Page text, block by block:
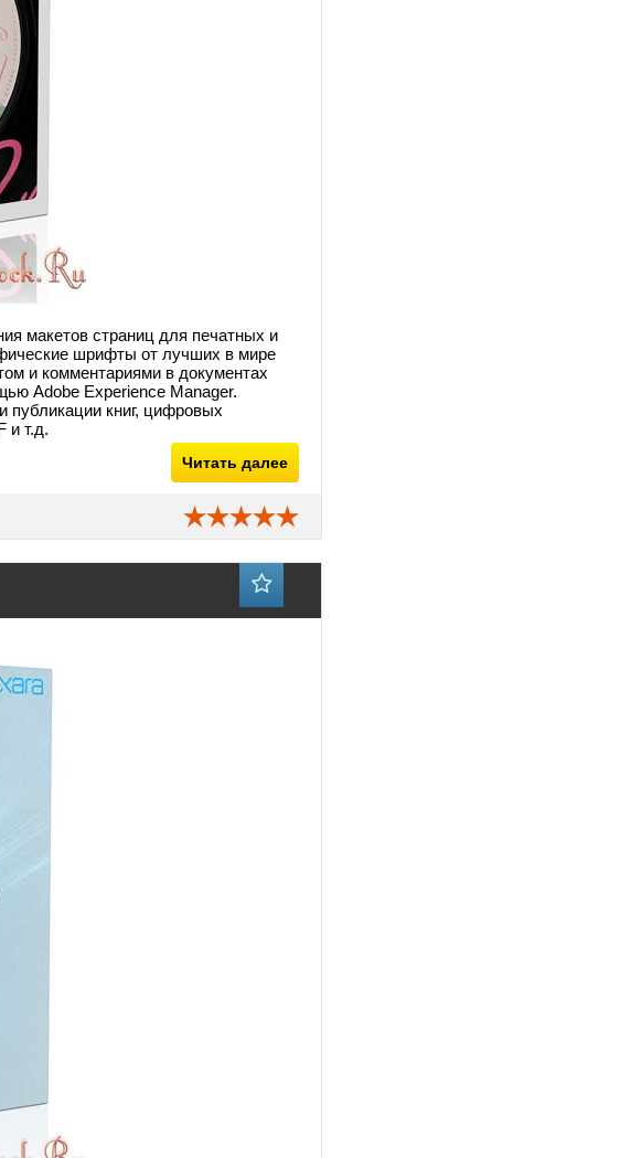
макетов страниц для печатных и
шрифты от лучших в мире
и комментариями в документах
Adobe Experience Manager.
публикации книг, цифровых
и т.д.
Читать далее